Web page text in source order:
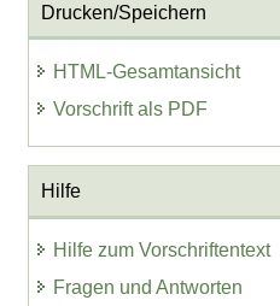
Drucken/Speichern
HTML-Gesamtansicht
Vorschrift als PDF
Hilfe
Hilfe zum Vorschriftentext
Fragen und Antworten